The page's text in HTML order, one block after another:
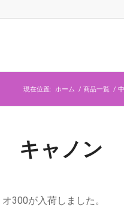
現在位置: ホーム / 商品一覧 /
キャノン
300が入荷しました。